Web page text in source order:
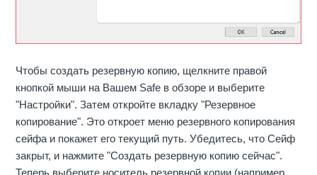
Чтобы создать резервную копию, щелкните правой
кнопкой мыши на Вашем Safe в обзоре и выберите
"Настройки". Затем откройте вкладку "Резервное
копирование". Это откроет меню резервного копирования
сейфа и покажет его текущий путь. Убедитесь, что Сейф
закрыт, и нажмите "Создать резервную копию сейчас".
Теперь выберите носитель резервной копии (например,